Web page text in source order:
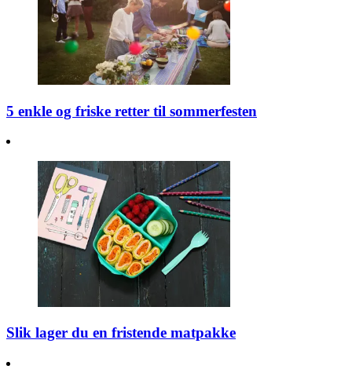
5 enkle og friske retter til sommerfesten
Slik lager du en fristende matpakke